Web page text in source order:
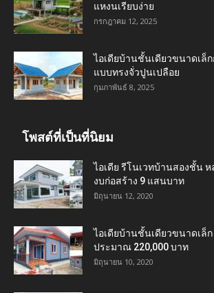
แหงนเรียบง่าย
กรกฎาคม 12, 2025
ไอเดียบ้านชั้นเดียวขนาดเล็
แบบทรงจั่วปูนเปลือย
กุมภาพันธ์ 8, 2025
โพสต์ที่เป็นที่นิยม
ไอเดีย รีโนเวทบ้านสองชั้น
งบก่อสร้าง 9 แสนบาท
มิถุนายน 12, 2020
ไอเดียบ้านชั้นเดียวขนาดเล็
ประมาณ 220,000 บาท
มิถุนายน 10, 2020